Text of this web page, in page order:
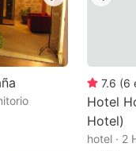
7.6 (6
Hotel
Hotel)
hotel · 2